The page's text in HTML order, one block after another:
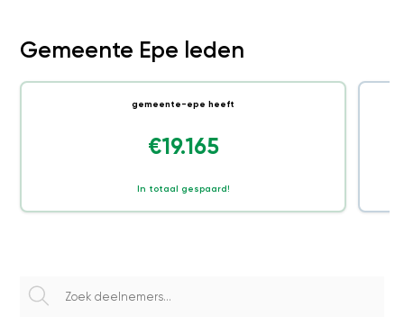
Gemeente Epe leden
gemeente-epe heeft
€19.165
In totaal gespaard!